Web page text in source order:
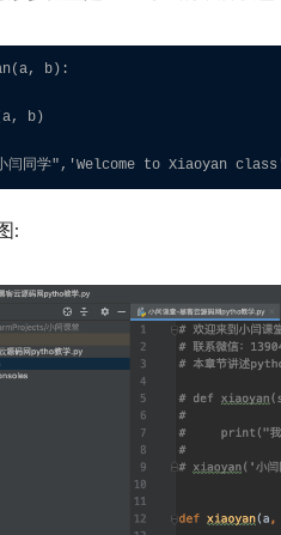
b):
b)
闫同学",'Welcome to Xiaoyan
: